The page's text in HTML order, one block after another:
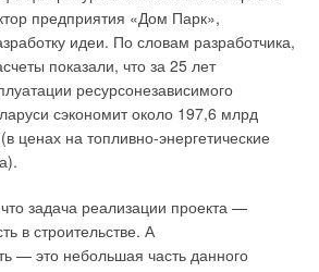
предприятия «Дом Парк»,
идеи. По словам разработчика,
показали, что за 25 лет
ресурсонезависимого
сэкономит около 197,6 млрд
ценах на топливно-энергетические
задача реализации проекта —
в строительстве. А
— это небольшая часть данного
а также осуществлять
и техническое обслуживание
производственный
специалист.
на насосной станции, резервуар
из нержавеющей стали, а
вода попадает непосредственно на